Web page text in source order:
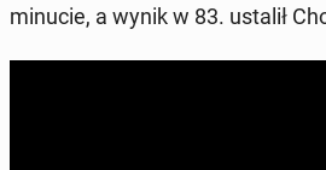
minucie, a wynik w 83. ustalił